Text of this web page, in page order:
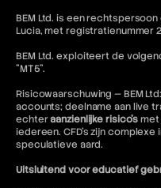
BEM Ltd. is een
Lucia, met registratienummer
BEM Ltd. exploiteert de
"MT5".
Risicowaarschuwing — BEM
accounts; deelname aan live
echteraanzienlijke risico'smet
iedereen. CFD's zijn
speculatieve aard.
Uitsluitend voor educatief